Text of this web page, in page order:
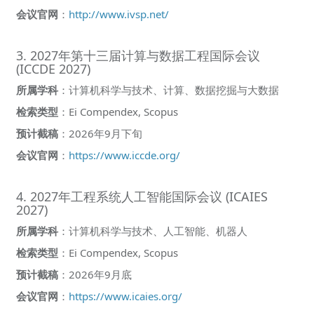
会议官网 ： http://www.ivsp.net/
3. 2027年第十三届计算与数据工程国际会议
(ICCDE 2027)
所属学科：计算机科学与技术、计算、数据挖掘与大数据
检索类型 ：Ei Compendex, Scopus
预计截稿：2026年9月下旬
会议官网 ： https://www.iccde.org/
4. 2027年工程系统人工智能国际会议 (ICAIES
2027)
所属学科：计算机科学与技术、人工智能、机器人
检索类型 ：Ei Compendex, Scopus
预计截稿：2026年9月底
会议官网 ： https://www.icaies.org/